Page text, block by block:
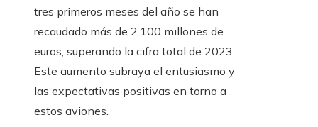
tres primeros meses del año se han
recaudado más de 2.100 millones de
euros, superando la cifra total de 2023.
Este aumento subraya el entusiasmo y
las expectativas positivas en torno a
estos aviones.